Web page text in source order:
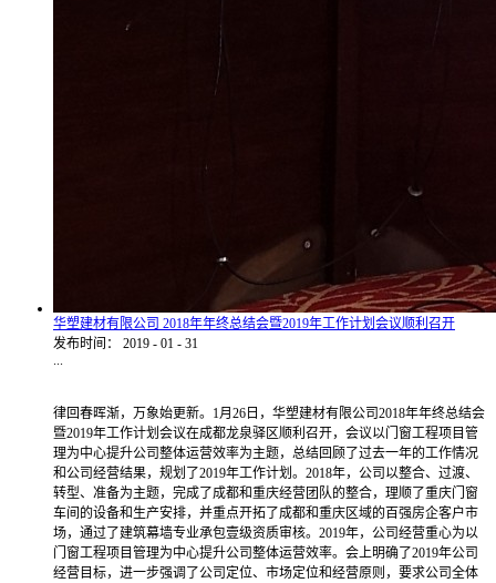
华塑建材有限公司 2018年年终总结会暨2019年工作计划会议顺利召开
发布时间：
2019 - 01 - 31
...
律回春晖渐，万象始更新。1月26日，华塑建材有限公司2018年年终总结会
暨2019年工作计划会议在成都龙泉驿区顺利召开，会议以门窗工程项目管
理为中心提升公司整体运营效率为主题，总结回顾了过去一年的工作情况
和公司经营结果，规划了2019年工作计划。2018年，公司以整合、过渡、
转型、准备为主题，完成了成都和重庆经营团队的整合，理顺了重庆门窗
车间的设备和生产安排，并重点开拓了成都和重庆区域的百强房企客户市
场，通过了建筑幕墙专业承包壹级资质审核。2019年，公司经营重心为以
门窗工程项目管理为中心提升公司整体运营效率。会上明确了2019年公司
经营目标，进一步强调了公司定位、市场定位和经营原则，要求公司全体